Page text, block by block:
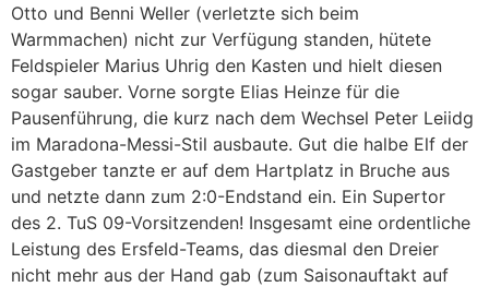
Otto und Benni Weller (verletzte sich beim
Warmmachen) nicht zur Verfügung standen, hütete
Feldspieler Marius Uhrig den Kasten und hielt diesen
sogar sauber. Vorne sorgte Elias Heinze für die
Pausenführung, die kurz nach dem Wechsel Peter Leiidg
im Maradona-Messi-Stil ausbaute. Gut die halbe Elf der
Gastgeber tanzte er auf dem Hartplatz in Bruche aus
und netzte dann zum 2:0-Endstand ein. Ein Supertor
des 2. TuS 09-Vorsitzenden! Insgesamt eine ordentliche
Leistung des Ersfeld-Teams, das diesmal den Dreier
nicht mehr aus der Hand gab (zum Saisonauftakt auf